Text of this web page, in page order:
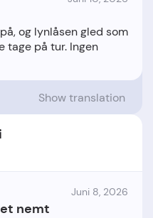
og lynlåsen gled som
tage på tur. Ingen
Show translation
Juni 8, 2026
nemt